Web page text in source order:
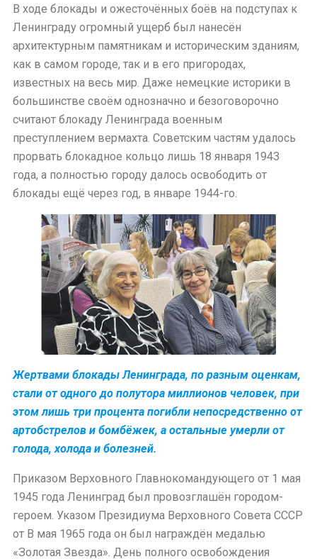
В ходе блокады и ожесточённых боёв на подступах к
Ленинграду огромный ущерб был нанесён
архитектурным памятникам и историческим зданиям,
как в самом городе, так и в его пригородах,
известных на весь мир. Даже немецкие историки в
большинстве своём однозначно и безоговорочно
считают блокаду Ленинграда военным
преступлением вермахта. Советским частям удалось
прорвать блокадное кольцо лишь 18 января 1943
года, а полностью городу далось освободить от
блокады ещё через год, в январе 1944-го.
Жертвами блокады Ленинграда, по разным оценкам,
стали от одного до полутора миллионов человек, при
этом лишь три процента погибли непосредственно от
артобстрелов и бомбёжек, а остальные умерли от
голода, холода и болезней.
Приказом Верховного Главнокомандующего от 1 мая
1945 года Ленинград был провозглашён городом-
героем. Указом Президиума Верховного Совета СССР
от В мая 1965 года он был награждён медалью
«Золотая Звезда». День полного освобождения